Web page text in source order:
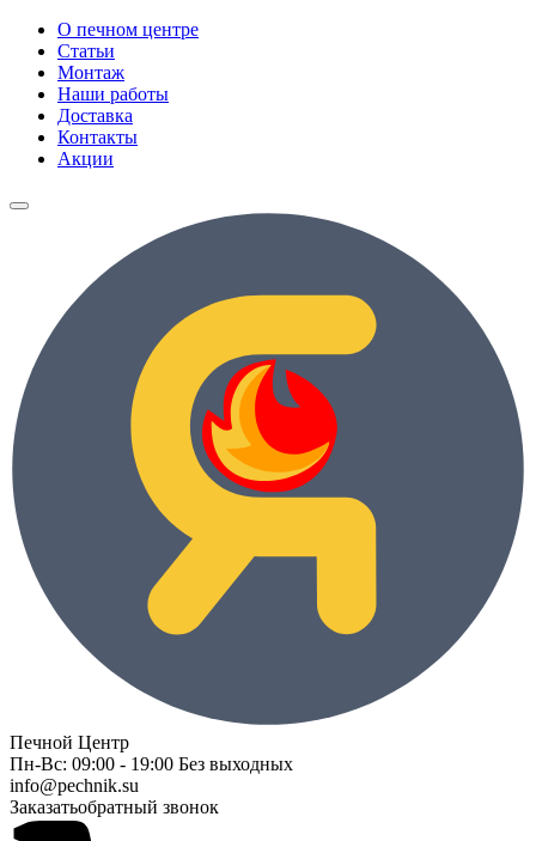
О печном центре
Статьи
Монтаж
Наши работы
Доставка
Контакты
Акции
Печной Центр
Пн-Вс: 09:00 - 19:00 Без выходных
info@pechnik.su
Заказатьобратный звонок